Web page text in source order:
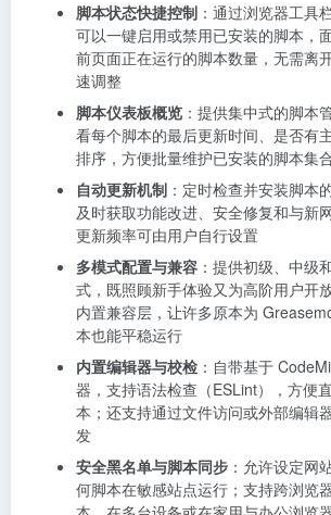
脚本状态快捷控制 ：通过浏览器工具
可以一键启用或禁用已安装的脚本，
前页面正在运行的脚本数量，无需离
速调整
脚本仪表板概览 ：提供集中式的脚本
看每个脚本的最后更新时间、是否有
排序，方便批量维护已安装的脚本集
自动更新机制 ：定时检查并安装脚本
及时获取功能改进、安全修复和与新
更新频率可由用户自行设置
多模式配置与兼容 ：提供初级、中级
式，既照顾新手体验又为高阶用户开
内置兼容层，让许多原本为
本也能平稳运行
内置编辑器与校检 ：自带基于
器，支持语法检查（ESLint），方便
本；还支持通过文件访问或外部编辑
发
安全黑名单与脚本同步 ：允许设定网
何脚本在敏感站点运行；支持跨浏览